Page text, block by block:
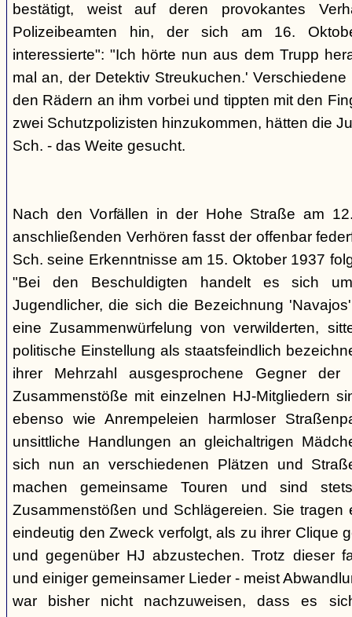
bestätigt, weist auf deren provokantes
Polizeibeamten hin, der sich am 16.
interessierte": "Ich hörte nun aus dem Trupp
mal an, der Detektiv Streukuchen.'
den Rädern an ihm vorbei und tippten mit den
zwei Schutzpolizisten hinzukommen, hätten die
Sch. - das Weite gesucht.
Nach den Vorfällen in der Hohe Straße am
anschließenden Verhören fasst der offenbar
Sch. seine Erkenntnisse am 15. Oktober 1937
"Bei den Beschuldigten handelt es sich
Jugendlicher, die sich die Bezeichnung
eine Zusammenwürfelung von verwilderten,
politische Einstellung als staatsfeindlich
ihrer Mehrzahl ausgesprochene Gegner
Zusammenstöße mit einzelnen HJ-Mitgliedern
ebenso wie Anrempeleien harmloser
unsittliche Handlungen an gleichaltrigen
sich nun an verschiedenen Plätzen und
machen gemeinsame Touren und sind
Zusammenstößen und Schlägereien. Sie tragen
eindeutig den Zweck verfolgt, als zu ihrer Clique
und gegenüber HJ abzustechen. Trotz dieser
und einiger gemeinsamer Lieder - meist
war bisher nicht nachzuweisen, dass es